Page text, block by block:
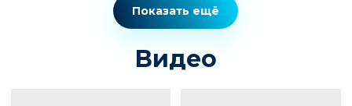
Показать ещё
Видео